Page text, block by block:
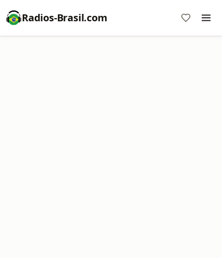
Radios-Brasil.com